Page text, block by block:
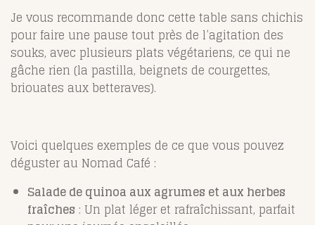
Je vous recommande donc cette table sans chichis
pour faire une pause tout près de l’agitation des
souks, avec plusieurs plats végétariens, ce qui ne
gâche rien (la pastilla, beignets de courgettes,
briouates aux betteraves).
Voici quelques exemples de ce que vous pouvez
déguster au Nomad Café :
Salade de quinoa aux agrumes et aux herbes
fraîches : Un plat léger et rafraîchissant, parfait